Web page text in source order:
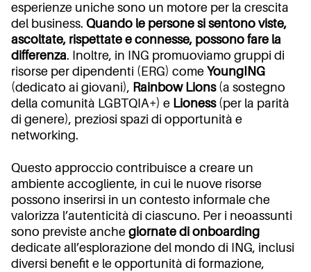
esperienze uniche sono un motore per la crescita
del business. Quando le persone si sentono viste,
ascoltate, rispettate e connesse, possono fare la
differenza. Inoltre, in ING promuoviamo gruppi di
risorse per dipendenti (ERG) come YoungING
(dedicato ai giovani), Rainbow Lions(a sostegno
della comunità LGBTQIA+) e Lioness (per la parità
di genere), preziosi spazi di opportunità e
networking.
Questo approccio contribuisce a creare un
ambiente accogliente, in cui le nuove risorse
possono inserirsi in un contesto informale che
valorizza l’autenticità di ciascuno. Per i neoassunti
sono previste anche giornate di onboarding
dedicate all’esplorazione del mondo di ING, inclusi
diversi benefit e le opportunità di formazione,